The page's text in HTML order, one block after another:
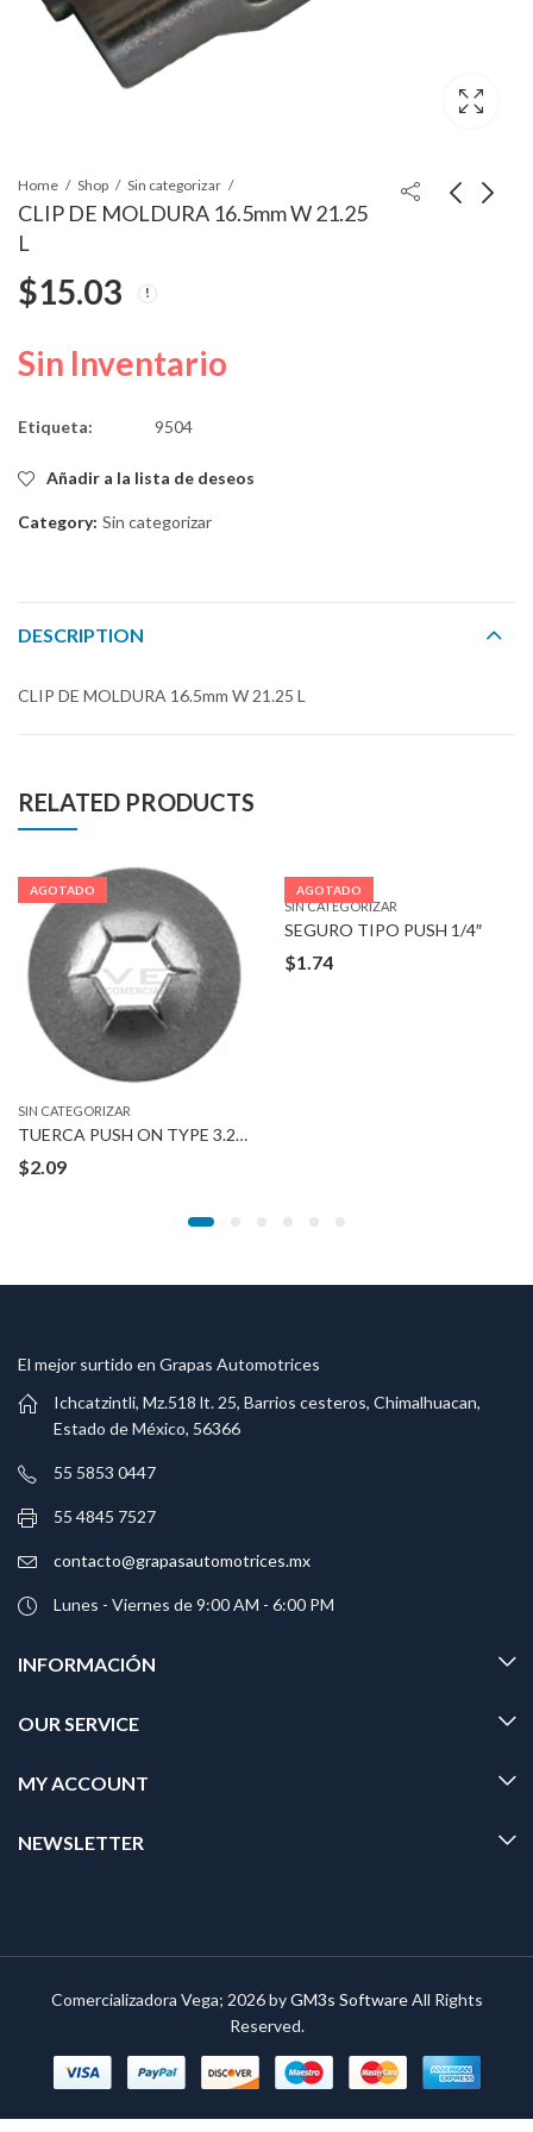
Home Shop Sin categorizar
CLIP DE MOLDURA 16.5mm W 21.25
L
$15.03
Sin Inventario
Etiqueta: 9504
Añadir a la lista de deseos
Category: Sin categorizar
DESCRIPTION
CLIP DE MOLDURA 16.5mm W 21.25 L
RELATED PRODUCTS
AGOTADO
SIN CATEGORIZAR
TUERCA PUSH ON TYPE 3.2 MM STUD
$2.09
AGOTADO
SIN CATEGORIZAR
SEGURO TIPO PUSH 1/4″
$1.74
El mejor surtido en Grapas Automotrices
Ichcatzintli, Mz.518 lt. 25, Barrios cesteros, Chimalhuacan,
Estado de México, 56366
55 5853 0447
55 4845 7527
contacto@grapasautomotrices.mx
Lunes - Viernes de 9:00 AM - 6:00 PM
INFORMACIÓN
OUR SERVICE
MY ACCOUNT
NEWSLETTER
Comercializadora Vega; 2026 byGM3s SoftwareAll Rights
Reserved.